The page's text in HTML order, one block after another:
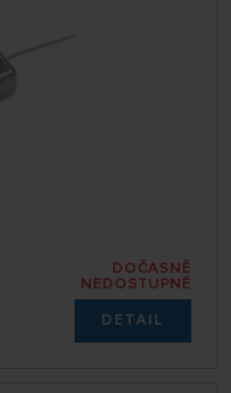
DOČASNĚ
NEDOSTUPNÉ
DETAIL